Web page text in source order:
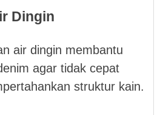
Dingin
air dingin membantu
agar tidak cepat
struktur kain.